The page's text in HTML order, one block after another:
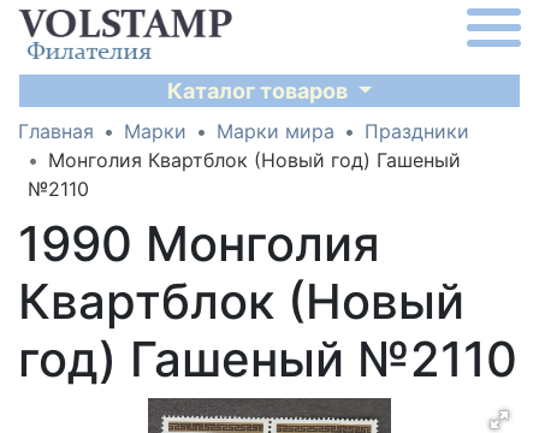
Каталог товаров
Главная Марки Марки мира
Праздники
Монголия Квартблок (Новый год) Гашеный
№2110
1990 Монголия
Квартблок (Новый
год) Гашеный №2110